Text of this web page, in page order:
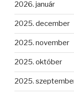
2026. január
2025. december
2025. november
2025. október
2025.